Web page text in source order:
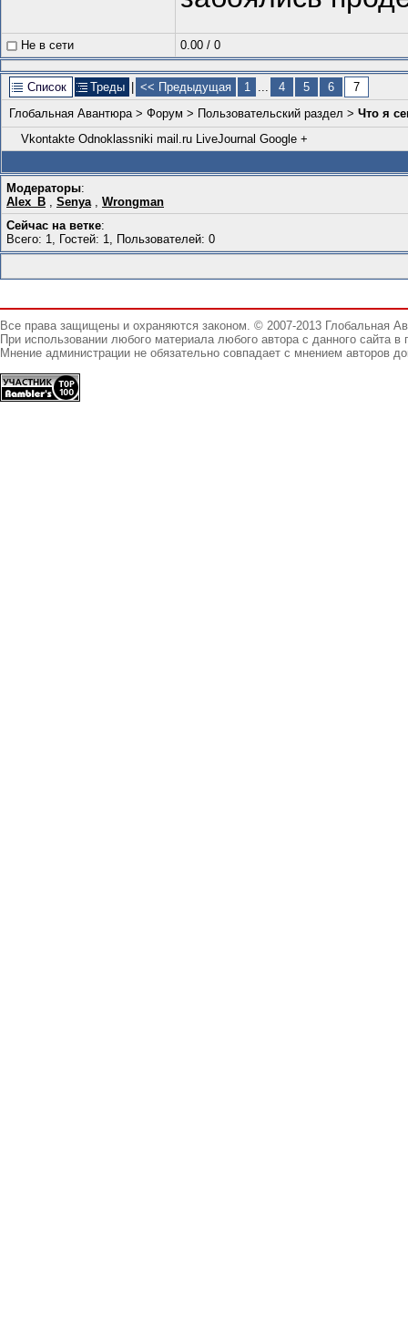
Не в сети 0.00 / 0
Список Треды << Предыдущая 1 ... 4 5 6
7
Глобальная Авантюра> Форум > Пользовательский раздел > Что я
Vkontakte Odnoklassniki mail.ru LiveJournal Google +
Модераторы:
Alex_B , Senya, Wrongman
Сейчас на ветке:
Всего: 1, Гостей: 1, Пользователей: 0
Все права защищены и охраняются законом. © 2007-2013 Глобальная
При использовании любого материала любого автора с данного сайта
Мнение администрации не обязательно совпадает с мнением авторов